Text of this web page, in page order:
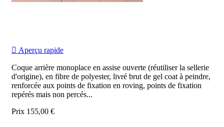
 Aperçu rapide
Coque arrière monoplace en assise ouverte (réutiliser la sellerie
d'origine), en fibre de polyester, livré brut de gel coat à peindre,
renforcée aux points de fixation en roving, points de fixation
repérés mais non percés...
Prix 155,00 €